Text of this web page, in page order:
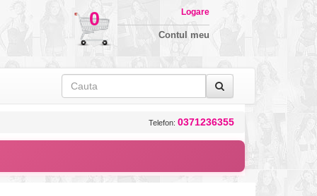
0 Logare
Contul meu
Telefon: 0371236355